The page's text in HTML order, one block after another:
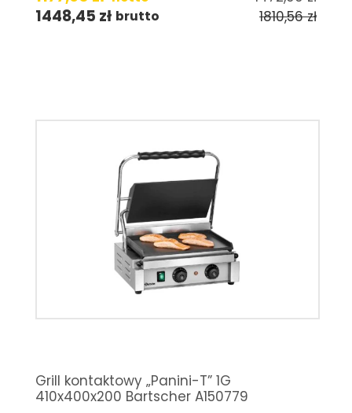
1448,45 zł brutto 1810,56zł
Grill kontaktowy „Panini-T” 1G
410x400x200 Bartscher A150779